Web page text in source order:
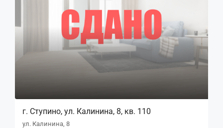
г. Ступино, ул. Калинина, 8, кв. 110
ул. Калинина, 8